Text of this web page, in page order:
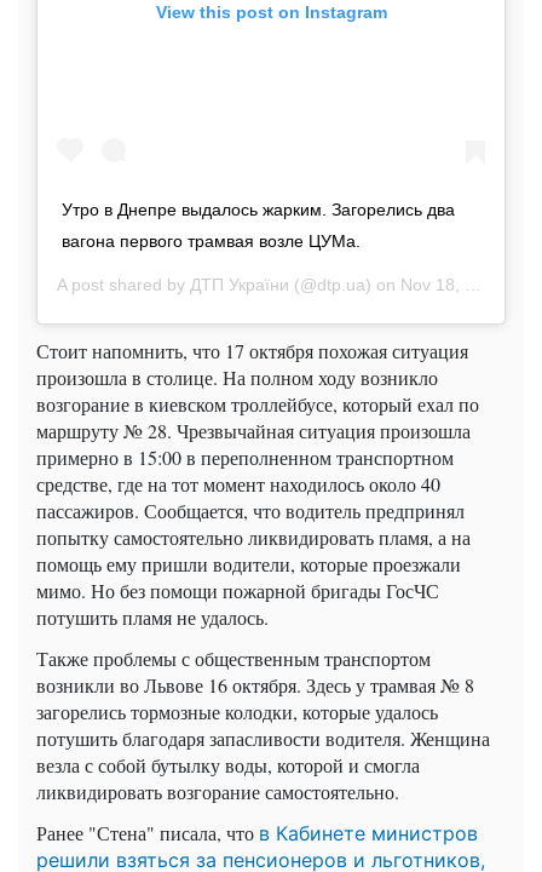
View this post on Instagram
Утро в Днепре выдалось жарким. Загорелись два
вагона первого трамвая возле ЦУМа.
A post shared by ДТП України (@dtp.ua) on Nov 18, 2019 at 11:51pm PST
Стоит напомнить, что 17 октября похожая ситуация
произошла в столице. На полном ходу возникло
возгорание в киевском троллейбусе, который ехал по
маршруту № 28. Чрезвычайная ситуация произошла
примерно в 15:00 в переполненном транспортном
средстве, где на тот момент находилось около 40
пассажиров. Сообщается, что водитель предпринял
попытку самостоятельно ликвидировать пламя, а на
помощь ему пришли водители, которые проезжали
мимо. Но без помощи пожарной бригады ГосЧС
потушить пламя не удалось.
Также проблемы с общественным транспортом
возникли во Львове 16 октября. Здесь у трамвая № 8
загорелись тормозные колодки, которые удалось
потушить благодаря запасливости водителя. Женщина
везла с собой бутылку воды, которой и смогла
ликвидировать возгорание самостоятельно.
Ранее "Стена" писала, что в Кабинете министров
решили взяться за пенсионеров и льготников,